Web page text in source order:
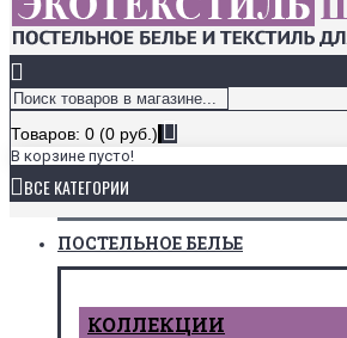
Товаров: 0 (0 руб.)
В корзине пусто!
ВСЕ КАТЕГОРИИ
ПОСТЕЛЬНОЕ БЕЛЬЕ
КОЛЛЕКЦИИ